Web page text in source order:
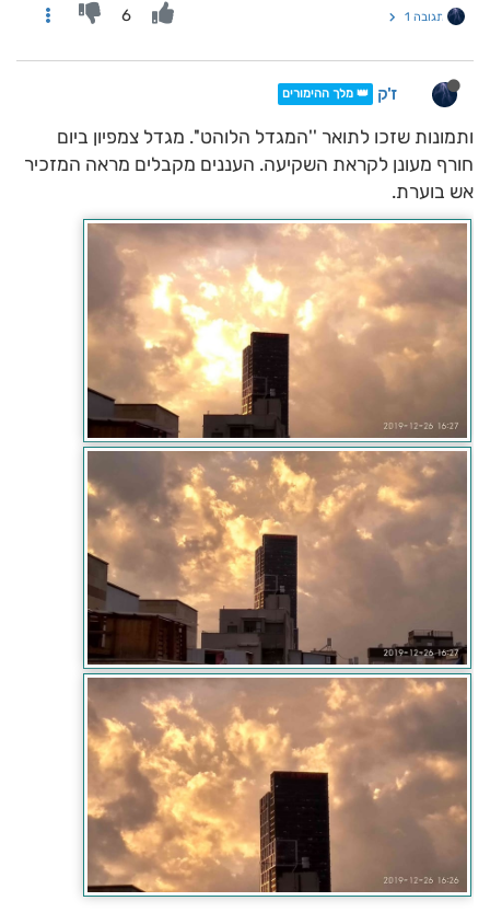
תגובה 1 6
ז'ק 👑 מלך ההימורים
ותמונות שזכו לתואר ''המגדל הלוהט''. מגדל צמפיון ביום
חורף מעונן לקראת השקיעה. העננים מקבלים מראה המזכיר
אש בוערת.